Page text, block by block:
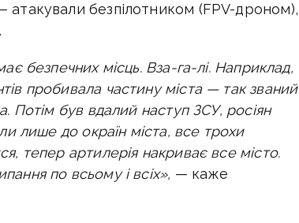
безпілотником (FPV-дроном),
безпечних місць. Вза-га-лі. Наприклад,
пробивала частину міста — так званий
Потім був вдалий наступ ЗСУ, росіян
лише до окраїн міста, все трохи
тепер артилерія накриває все місто.
по всьому і всіх», — каже